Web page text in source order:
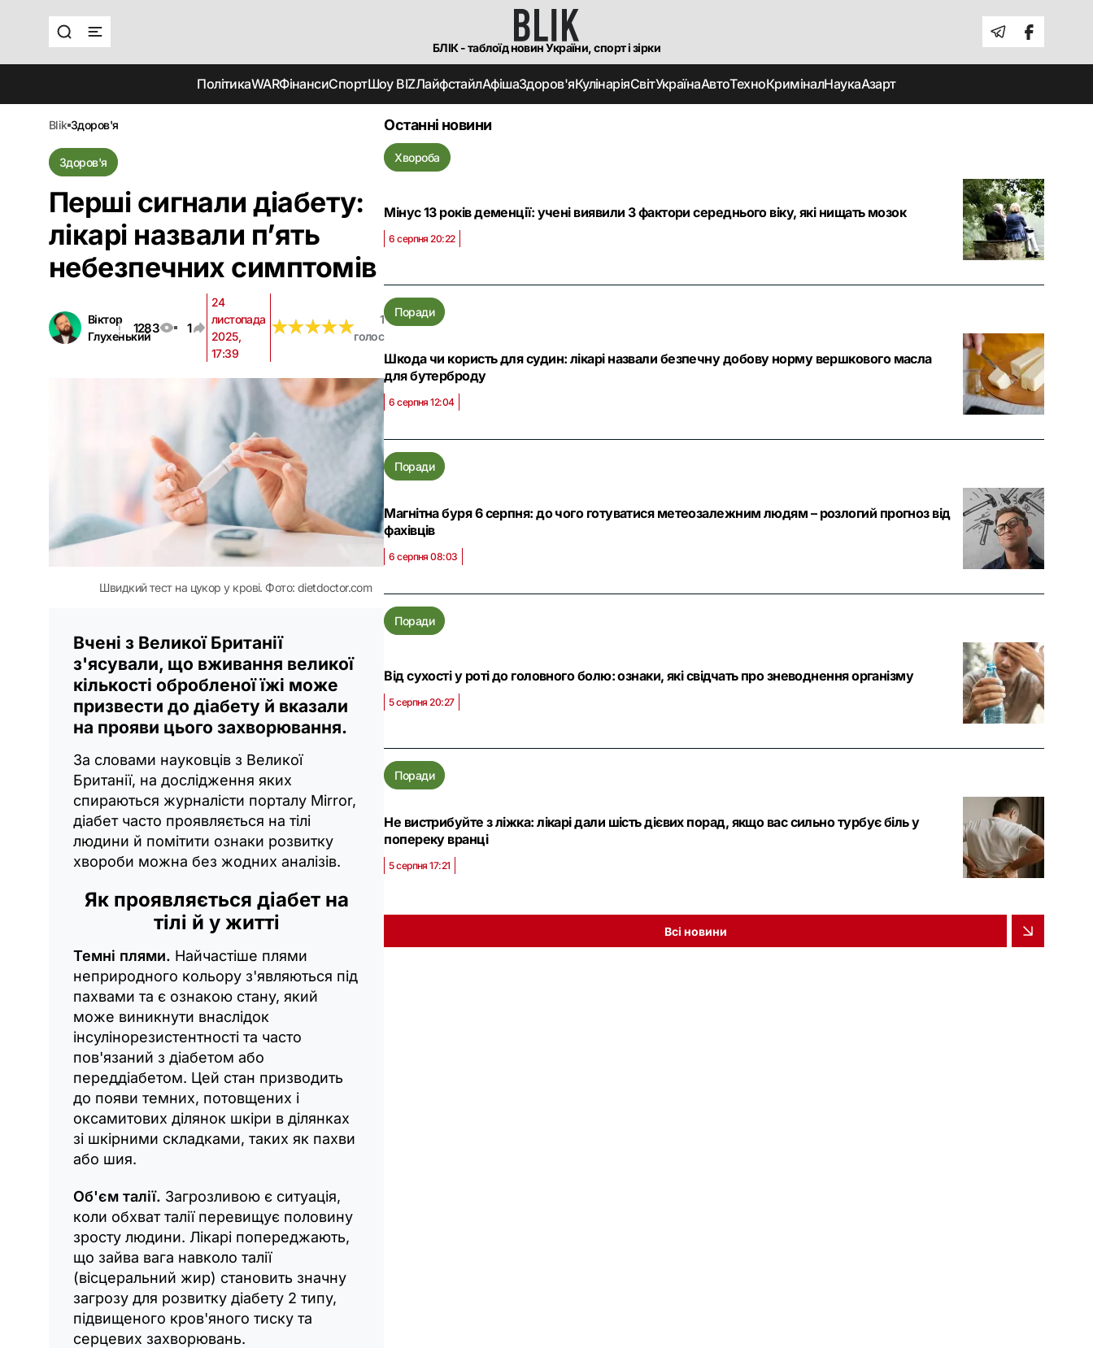
БЛІК - таблоїд новин України, спорт і зірки
ПолітикаWARФінансиСпортШоу BIZЛайфстайлАфішаЗдоров'яКулінаріяСвітУкраїнаАвтоТехноКриміналНаукаАзарт
blik здоров'я
Здоров'я
Перші сигнали діабету:
лікарі назвали п’ять
небезпечних симптомів
Віктор
Глухенький
1283 1
24
листопада
2025,
17:39
★★★★★
★★★★★
1
голос
Швидкий тест на цукор у крові. Фото: dietdoctor.com
Вчені з Великої Британії
з'ясували, що вживання великої
кількості обробленої їжі може
призвести до діабету й вказали
на прояви цього захворювання.
За словами науковців з Великої
Британії, на дослідження яких
спираються журналісти порталу Mirror,
діабет часто проявляється на тілі
людини й помітити ознаки розвитку
хвороби можна без жодних аналізів.
Як проявляється діабет на
тілі й у житті
Темні плями. Найчастіше плями
неприродного кольору з'являються під
пахвами та є ознакою стану, який
може виникнути внаслідок
інсулінорезистентності та часто
пов'язаний з діабетом або
переддіабетом. Цей стан призводить
до появи темних, потовщених і
оксамитових ділянок шкіри в ділянках
зі шкірними складками, таких як пахви
або шия.
Об'єм талії. Загрозливою є ситуація,
коли обхват талії перевищує половину
зросту людини. Лікарі попереджають,
що зайва вага навколо талії
(вісцеральний жир) становить значну
загрозу для розвитку діабету 2 типу,
підвищеного кров'яного тиску та
серцевих захворювань.
Останні новини
Хвороба
Мінус 13 років деменції: учені виявили 3 фактори середнього віку, які нищать мозок
6 серпня 20:22
Поради
Шкода чи користь для судин: лікарі назвали безпечну добову норму вершкового масла
для бутерброду
6 серпня 12:04
Поради
Магнітна буря 6 серпня: до чого готуватися метеозалежним людям – розлогий прогноз від
фахівців
6 серпня 08:03
Поради
Від сухості у роті до головного болю: ознаки, які свідчать про зневоднення організму
5 серпня 20:27
Поради
Не вистрибуйте з ліжка: лікарі дали шість дієвих порад, якщо вас сильно турбує біль у
попереку вранці
5 серпня 17:21
Всі новини